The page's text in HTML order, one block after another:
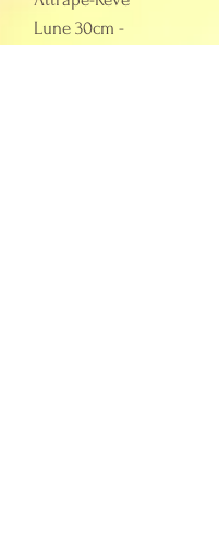
Lune 30cm -